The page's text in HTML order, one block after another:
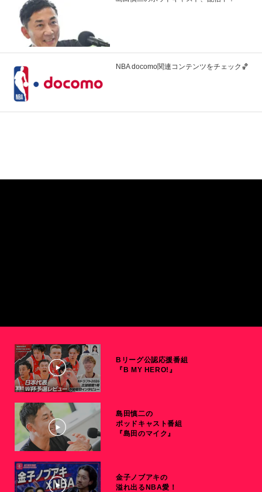
NBA docomo関連コンテンツをチェック🏀
Bリーグ公認応援番組
『B MY HERO!』
島田慎二の
ポッドキャスト番組
『島田のマイク』
金子ノブアキの
溢れ出るNBA愛！